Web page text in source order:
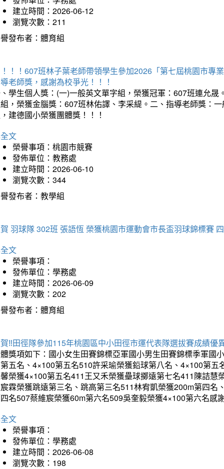
建立時間：2026-06-12
瀏覽次數：211
發布者：體育組
！！607班林子葉老師帶領學生參加2026「第七屆桃園市專
老師獎，感謝為校爭光！！！
學生個人獎：(一)一般英文單字組，榮獲冠軍：607班連允
，榮獲金腦獎：607班林佑譯、李采緹。二、指導老師獎：
建德國小榮獲團體獎！！！
文
榮譽事項：桃園市競賽
發佈單位：教務處
建立時間：2026-06-10
瀏覽次數：344
發布者：教學組
羽球隊 302班 張語恆 榮獲桃園市運動會市長盃羽球錦標賽
文
榮譽事項：
發佈單位：學務處
建立時間：2026-06-09
瀏覽次數：202
發布者：體育組
‼️田徑隊參加115年桃園區中小田徑市運代表隊選拔賽成績優
獎項如下：國小女生田賽錦標亞軍國小男生田賽錦標季軍國
五名、4×100第五名510許采瑜榮獲鉛球第八名、4×100第
榮獲4×100第五名411王又禾榮獲壘球擲遠第七名411陳詰
霖榮獲跳遠第三名、跳高第三名511林宥凱榮獲200m第四
名507蔡維宸榮獲60m第六名509吳奎毅榮獲4×100第六名
文
榮譽事項：
發佈單位：學務處
建立時間：2026-06-08
瀏覽次數：198